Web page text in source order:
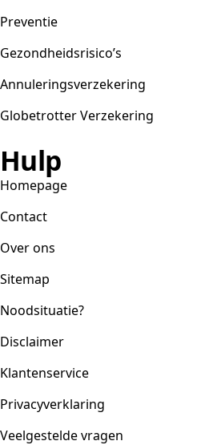
Preventie
Gezondheidsrisico’s
Annuleringsverzekering
Globetrotter Verzekering
Hulp
Homepage
Contact
Over ons
Sitemap
Noodsituatie?
Disclaimer
Klantenservice
Privacyverklaring
Veelgestelde vragen